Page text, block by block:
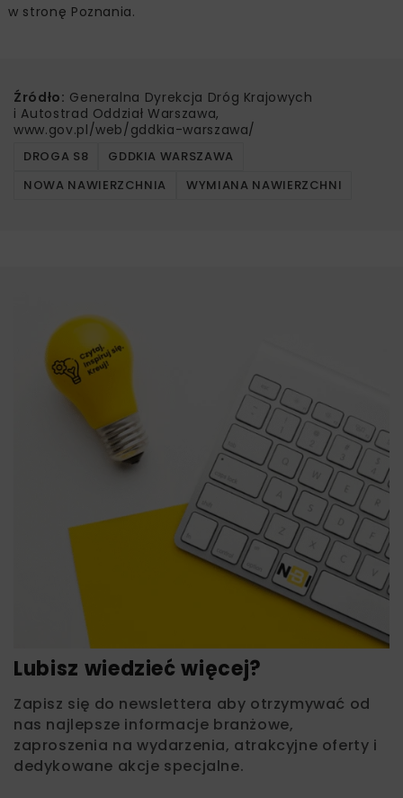
w stronę Poznania.
Źródło: Generalna Dyrekcja Dróg Krajowych
i Autostrad Oddział Warszawa,
www.gov.pl/web/gddkia-warszawa/
DROGA S8
GDDKIA WARSZAWA
NOWA NAWIERZCHNIA
WYMIANA NAWIERZCHNI
Lubisz wiedzieć więcej?
Zapisz się do newslettera aby otrzymywać od
nas najlepsze informacje branżowe,
zaproszenia na wydarzenia, atrakcyjne oferty i
dedykowane akcje specjalne.